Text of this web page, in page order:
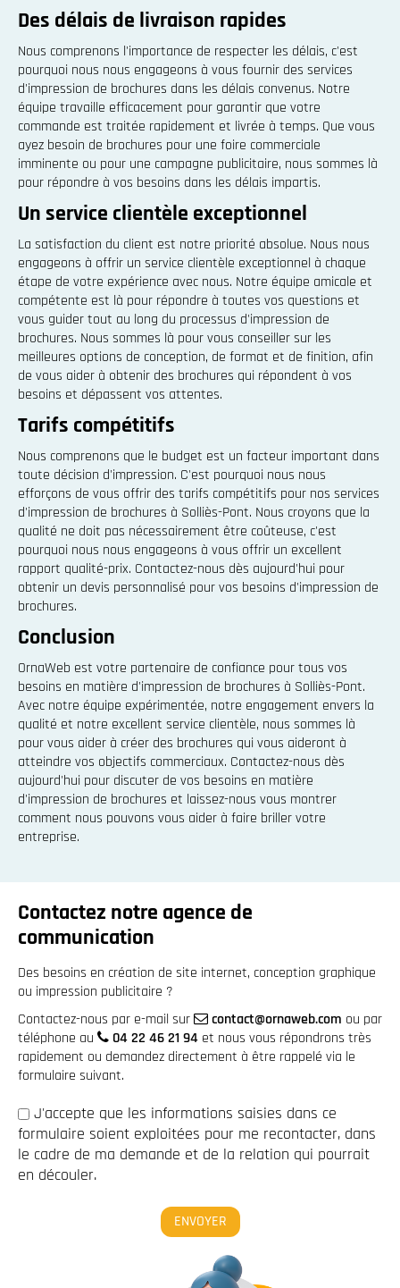
Des délais de livraison rapides
Nous comprenons l'importance de respecter les délais, c'est
pourquoi nous nous engageons à vous fournir des services
d'impression de brochures dans les délais convenus. Notre
équipe travaille efficacement pour garantir que votre
commande est traitée rapidement et livrée à temps. Que vous
ayez besoin de brochures pour une foire commerciale
imminente ou pour une campagne publicitaire, nous sommes là
pour répondre à vos besoins dans les délais impartis.
Un service clientèle exceptionnel
La satisfaction du client est notre priorité absolue. Nous nous
engageons à offrir un service clientèle exceptionnel à chaque
étape de votre expérience avec nous. Notre équipe amicale et
compétente est là pour répondre à toutes vos questions et
vous guider tout au long du processus d'impression de
brochures. Nous sommes là pour vous conseiller sur les
meilleures options de conception, de format et de finition, afin
de vous aider à obtenir des brochures qui répondent à vos
besoins et dépassent vos attentes.
Tarifs compétitifs
Nous comprenons que le budget est un facteur important dans
toute décision d'impression. C'est pourquoi nous nous
efforçons de vous offrir des tarifs compétitifs pour nos services
d'impression de brochures à Solliès-Pont. Nous croyons que la
qualité ne doit pas nécessairement être coûteuse, c'est
pourquoi nous nous engageons à vous offrir un excellent
rapport qualité-prix. Contactez-nous dès aujourd'hui pour
obtenir un devis personnalisé pour vos besoins d'impression de
brochures.
Conclusion
OrnaWeb est votre partenaire de confiance pour tous vos
besoins en matière d'impression de brochures à Solliès-Pont.
Avec notre équipe expérimentée, notre engagement envers la
qualité et notre excellent service clientèle, nous sommes là
pour vous aider à créer des brochures qui vous aideront à
atteindre vos objectifs commerciaux. Contactez-nous dès
aujourd'hui pour discuter de vos besoins en matière
d'impression de brochures et laissez-nous vous montrer
comment nous pouvons vous aider à faire briller votre
entreprise.
Contactez notre agence de
communication
Des besoins en création de site internet, conception graphique
ou impression publicitaire ?
Contactez-nous par e-mail sur
contact@ornaweb.com ou par
téléphone au
04 22 46 21 94 et nous vous répondrons très
rapidement ou demandez directement à être rappelé via le
formulaire suivant.
J'accepte que les informations saisies dans ce
formulaire soient exploitées pour me recontacter, dans
le cadre de ma demande et de la relation qui pourrait
en découler.